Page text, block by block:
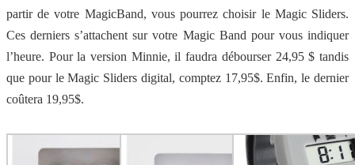
partir de votre MagicBand, vous pourrez choisir le Magic Sliders.
Ces derniers s’attachent sur votre Magic Band pour vous indiquer
l’heure. Pour la version Minnie, il faudra débourser 24,95 $ tandis
que pour le Magic Sliders digital, comptez 17,95$. Enfin, le dernier
coûtera 19,95$.